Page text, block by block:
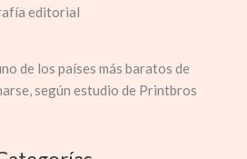
editorial
de los países más baratos de
según estudio de Printbros